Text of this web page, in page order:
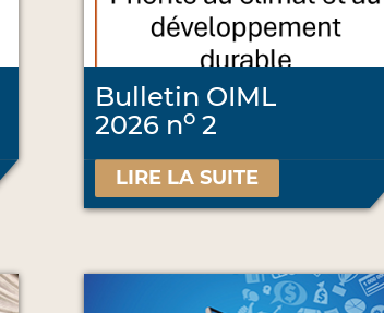
Bulletin OIML
2026 no2
LIRE LA SUITE